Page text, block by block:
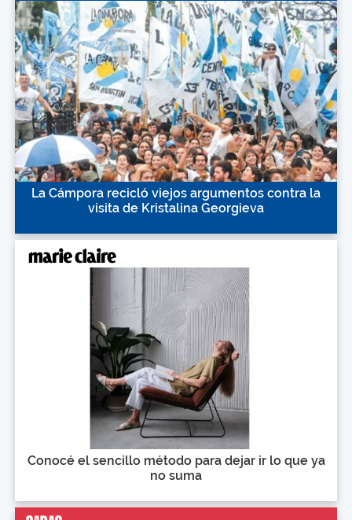
La Cámpora recicló viejos argumentos contra la
visita de Kristalina Georgieva
Conocé el sencillo método para dejar ir lo que ya
no suma